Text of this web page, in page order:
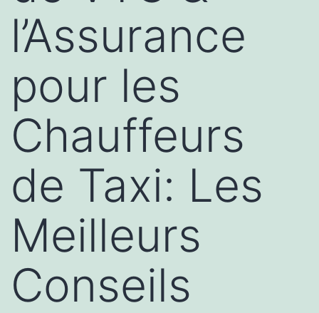
l’Assurance
pour les
Chauffeurs
de Taxi: Les
Meilleurs
Conseils